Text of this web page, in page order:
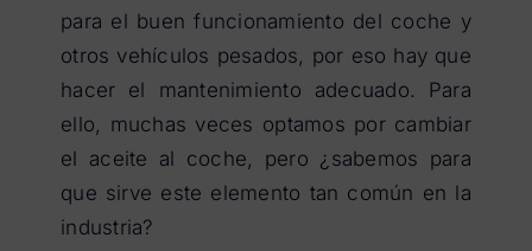
para el buen funcionamiento del coche y
otros vehículos pesados, por eso hay que
hacer el mantenimiento adecuado. Para
ello, muchas veces optamos por cambiar
el aceite al coche, pero ¿sabemos para
que sirve este elemento tan común en la
industria?